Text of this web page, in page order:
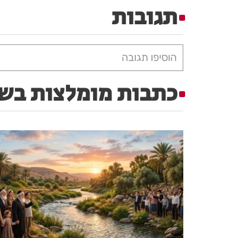
תגובות
הוסיפו תגובה
כתבות מומלצות